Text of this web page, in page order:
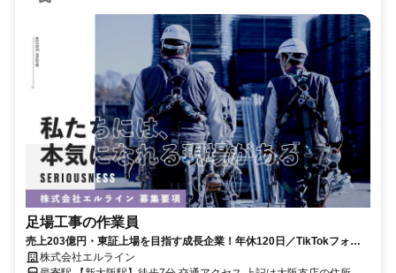
足場工事の作業員
売上203億円・東証上場を目指す成長企業！年休120日／TikTokフォロ
ワー15.4k
株式会社エルライン